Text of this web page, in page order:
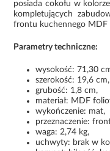
posiada cokołu w
kompletujących
frontu kuchennego MDF
Parametry techniczne:
wysokość: 71,30
szerokość: 19,6 cm,
grubość: 1,8 cm,
materiał: MDF
wykończenie: mat,
przeznaczenie:
waga: 2,74 kg,
uchwyty: brak w